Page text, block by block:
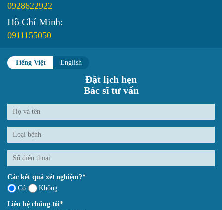
0928622922
Hồ Chí Minh:
0911155050
Tiếng Việt English
Đặt lịch hẹn
Bác sĩ tư vấn
Các kết quả xét nghiệm?*
Có
Không
Liên hệ chúng tôi*